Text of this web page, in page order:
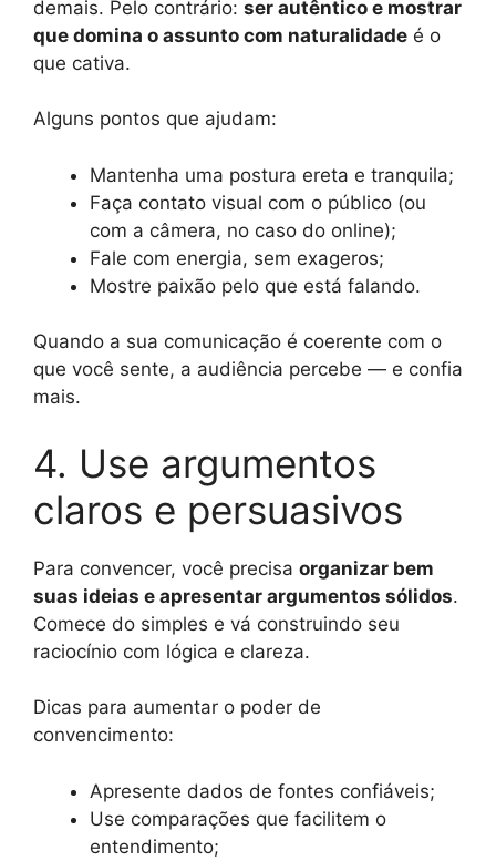
demais. Pelo contrário: ser autêntico e mostrar
que domina o assunto com naturalidade é o
que cativa.
Alguns pontos que ajudam:
Mantenha uma postura ereta e tranquila;
Faça contato visual com o público (ou
com a câmera, no caso do online);
Fale com energia, sem exageros;
Mostre paixão pelo que está falando.
Quando a sua comunicação é coerente com o
que você sente, a audiência percebe — e confia
mais.
4. Use argumentos
claros e persuasivos
Para convencer, você precisa organizar bem
suas ideias e apresentar argumentos sólidos.
Comece do simples e vá construindo seu
raciocínio com lógica e clareza.
Dicas para aumentar o poder de
convencimento:
Apresente dados de fontes confiáveis;
Use comparações que facilitem o
entendimento;